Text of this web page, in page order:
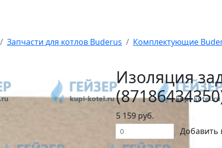
Запчасти для котлов Buderus
Комплектующие
Изоляция
5 159 руб.
Добавить